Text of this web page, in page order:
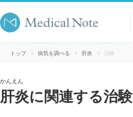
トップ 病気を調べる 肝炎 治験
かんえん
肝炎に関連する治験